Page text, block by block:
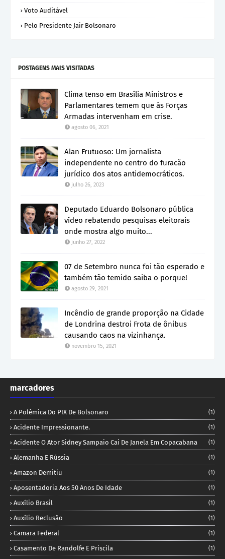
Voto Auditável
Pelo Presidente Jair Bolsonaro
POSTAGENS MAIS VISITADAS
Clima tenso em Brasília Ministros e
Parlamentares temem que ás Forças
Armadas intervenham em crise.
agosto 06, 2021
Alan Frutuoso: Um jornalista
independente no centro do furacão
jurídico dos atos antidemocráticos.
julho 26, 2023
Deputado Eduardo Bolsonaro pública
vídeo rebatendo pesquisas eleitorais
onde mostra algo muito...
junho 27, 2022
07 de Setembro nunca foi tão esperado e
também tão temido saiba o porque!
agosto 29, 2021
Incêndio de grande proporção na Cidade
de Londrina destroi Frota de ônibus
causando caos na vizinhança.
novembro 15, 2021
marcadores
A Polêmica Do PIX De Bolsonaro (1)
Acidente Impressionante. (1)
Acidente O Ator Sidney Sampaio Cai De Janela Em Copacabana (1)
Alemanha E Rússia (1)
Amazon Demitiu (1)
Aposentadoria Aos 50 Anos De Idade (1)
Auxílio Brasil (1)
Auxílio Reclusão (1)
Camara Federal (1)
Casamento De Randolfe E Priscila (1)